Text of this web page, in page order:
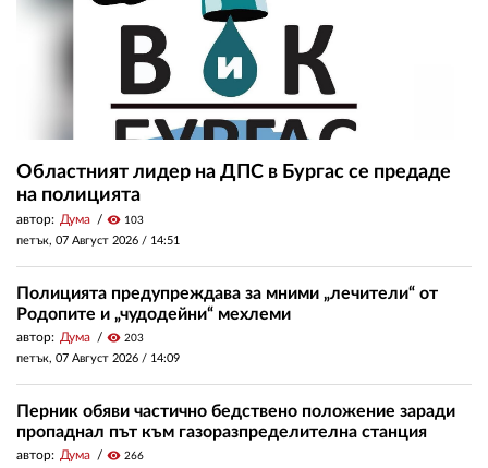
Областният лидер на ДПС в Бургас се предаде
на полицията
автор: Дума visibility 103
петък, 07 Август 2026 / 14:51
Полицията предупреждава за мними „лечители“ от
Родопите и „чудодейни“ мехлеми
автор: Дума visibility 203
петък, 07 Август 2026 / 14:09
Перник обяви частично бедствено положение заради
пропаднал път към газоразпределителна станция
автор: Дума visibility 266